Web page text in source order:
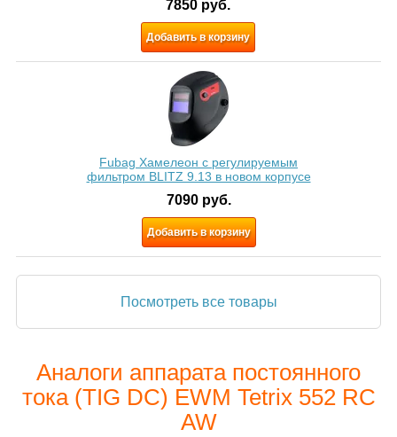
7850 руб.
Добавить в корзину
Fubag Хамелеон с регулируемым
фильтром BLITZ 9.13 в новом корпусе
7090 руб.
Добавить в корзину
Посмотреть все товары
Аналоги аппарата постоянного
тока (TIG DC) EWM Tetrix 552 RC
AW